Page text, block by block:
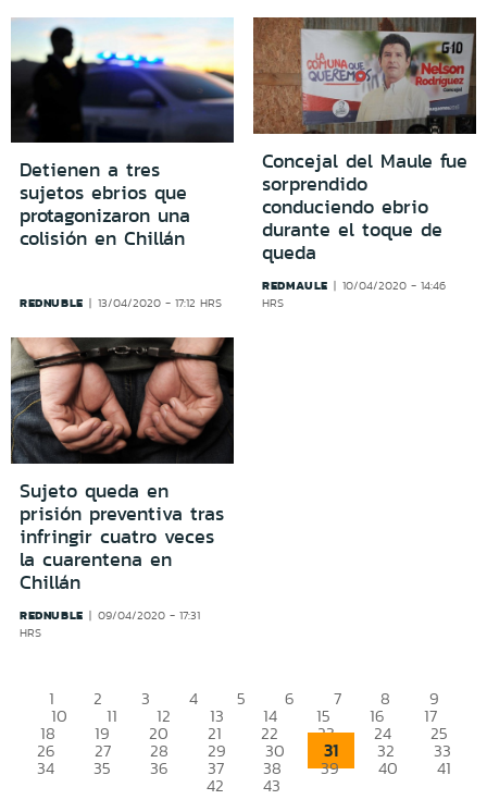
Detienen a tres
sujetos ebrios que
protagonizaron una
colisión en Chillán
REDNUBLE 13/04/2020 - 17:12 HRS
Concejal del Maule fue
sorprendido
conduciendo ebrio
durante el toque de
queda
REDMAULE
10/04/2020 - 14:46
HRS
Sujeto queda en
prisión preventiva tras
infringir cuatro veces
la cuarentena en
Chillán
REDNUBLE
09/04/2020 - 17:31
HRS
1 2 3 4 5 6 7 8 9
10 11 12 13 14 15 16 17
18 19 20 21 22 23 24 25
26 27 28 29 30 31 32 33
34 35 36 37 38 39 40 41
42 43